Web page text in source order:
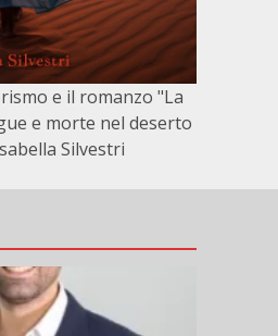
e il romanzo "La
e morte nel deserto
Silvestri